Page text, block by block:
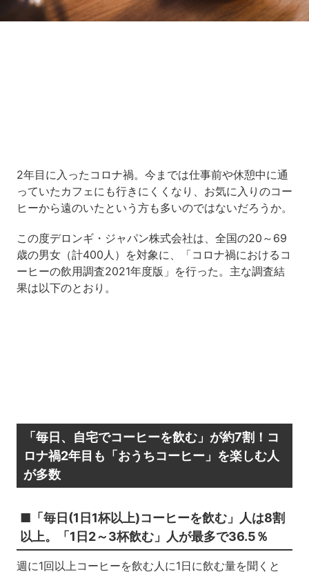
2年目に入ったコロナ禍。今までは仕事前や休憩中に通
っていたカフェにも行きにくくなり、お気に入りのコー
ヒーから遠のいたという方も多いのではないだろうか。
この度デロンギ・ジャパン株式会社は、全国の20～69
歳の男女（計400人）を対象に、「コロナ禍におけるコ
ーヒーの飲用調査2021年度版」を行った。主な調査結
果は以下のとおり。
「毎日、自宅でコーヒーを飲む」が約7割！コ
ロナ禍2年目も「おうちコーヒー」を楽しむ人
が多数
■「毎日(1日1杯以上)コーヒーを飲む」人は8割
以上。「1日2～3杯飲む」人が最多で36.5％
週に1回以上コーヒーを飲む人に1日に飲む量を聞くと